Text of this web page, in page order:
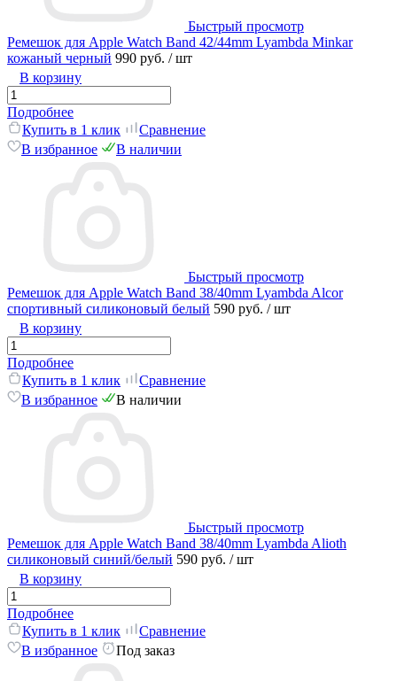
Быстрый просмотр
Ремешок для Apple Watch Band 42/44mm Lyambda Minkar
кожаный черный 990 руб. / шт
В корзину
Подробнее
Купить в 1 клик
Сравнение
В избранное
В наличии
Быстрый просмотр
Ремешок для Apple Watch Band 38/40mm Lyambda Alcor
спортивный силиконовый белый 590 руб. / шт
В корзину
Подробнее
Купить в 1 клик
Сравнение
В избранное
В наличии
Быстрый просмотр
Ремешок для Apple Watch Band 38/40mm Lyambda Alioth
силиконовый синий/белый 590 руб. / шт
В корзину
Подробнее
Купить в 1 клик
Сравнение
В избранное
Под заказ